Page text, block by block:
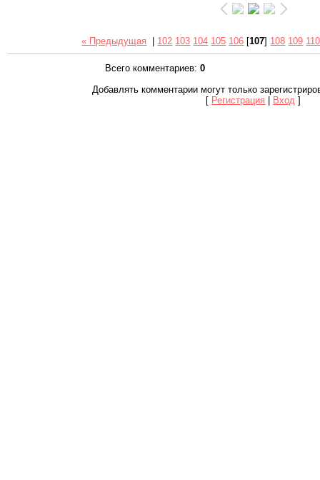
« Предыдущая 102 103 104 105 106 [107] 108 109 110
Всего комментариев: 0
Добавлять комментарии могут только
[ Регистрация | Вход ]